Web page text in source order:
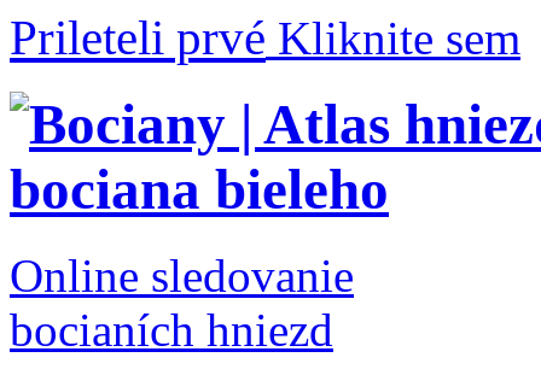
Prileteli prvé Kliknite sem
Online sledovanie
bocianích hniezd